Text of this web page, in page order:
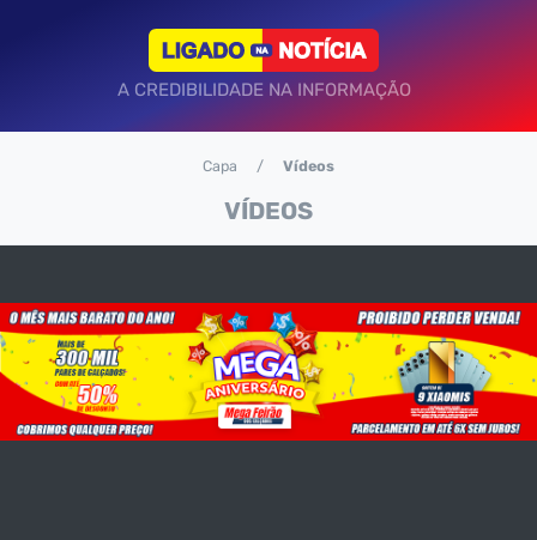
A CREDIBILIDADE NA INFORMAÇÃO
VÍDEOS
Capa Vídeos